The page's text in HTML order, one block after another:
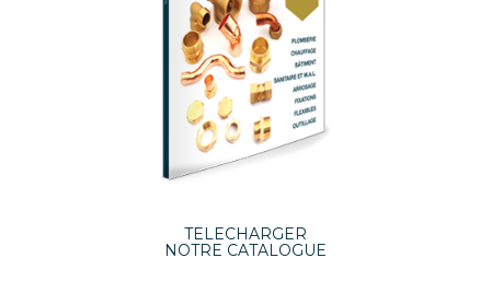
TELECHARGER
NOTRE CATALOGUE